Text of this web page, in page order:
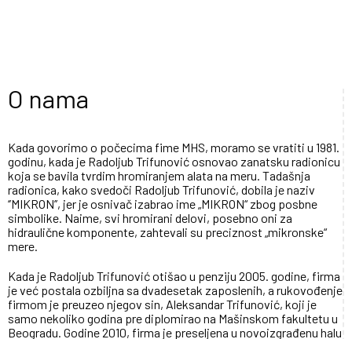
O nama
Kada govorimo o počecima fime MHS, moramo se vratiti u 1981.
godinu, kada je Radoljub Trifunović osnovao zanatsku radionicu
koja se bavila tvrdim hromiranjem alata na meru. Tadašnja
radionica, kako svedoči Radoljub Trifunović, dobila je naziv
‘’MIKRON’’, jer je osnivač izabrao ime „MIKRON“ zbog posbne
simbolike. Naime, svi hromirani delovi, posebno oni za
hidraulične komponente, zahtevali su preciznost „mikronske“
mere.
Kada je Radoljub Trifunović otišao u penziju 2005. godine, firma
je već postala ozbiljna sa dvadesetak zaposlenih, a rukovođenje
firmom je preuzeo njegov sin, Aleksandar Trifunović, koji je
samo nekoliko godina pre diplomirao na Mašinskom fakultetu u
Beogradu. Godine 2010, firma je preseljena u novoizgrađenu halu